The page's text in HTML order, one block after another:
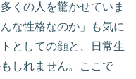
くの人を驚かせていま
な性格なのか」も気に
としての顔と、日常生
しれません。ここで